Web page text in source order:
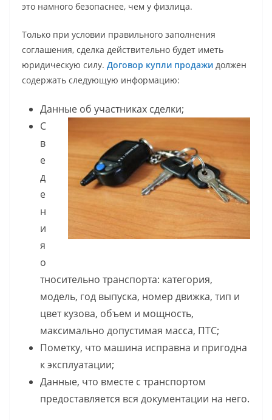
это намного безопаснее, чем у физлица.
Только при условии правильного заполнения
соглашения, сделка действительно будет иметь
юридическую силу. Договор купли продажи должен
содержать следующую информацию:
Данные об участниках сделки;
С
в
е
д
е
н
и
я
о
тносительно транспорта: категория,
модель, год выпуска, номер движка, тип и
цвет кузова, объем и мощность,
максимально допустимая масса, ПТС;
Пометку, что машина исправна и пригодна
к эксплуатации;
Данные, что вместе с транспортом
предоставляется вся документации на него.